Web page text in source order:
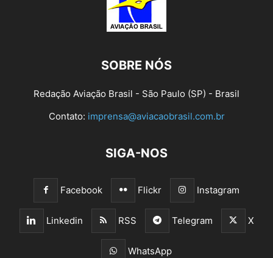
SOBRE NÓS
Redação Aviação Brasil - São Paulo (SP) - Brasil
Contato: imprensa@aviacaobrasil.com.br
SIGA-NOS
Facebook Flickr Instagram
Linkedin RSS Telegram X
WhatsApp